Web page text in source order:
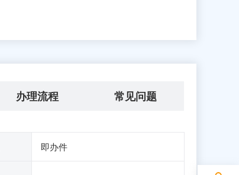
办理流程 常见问题
即办件